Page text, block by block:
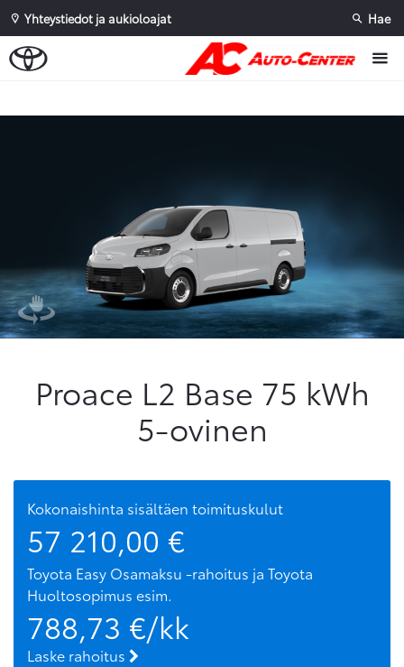
Yhteystiedot ja aukioloajat Hae
Proace L2 Base 75 kWh
5-ovinen
Kokonaishinta sisältäen toimituskulut
57 210,00 €
Toyota Easy Osamaksu -rahoitus ja Toyota
Huoltosopimus esim.
788,73 €/kk
Laske rahoitus